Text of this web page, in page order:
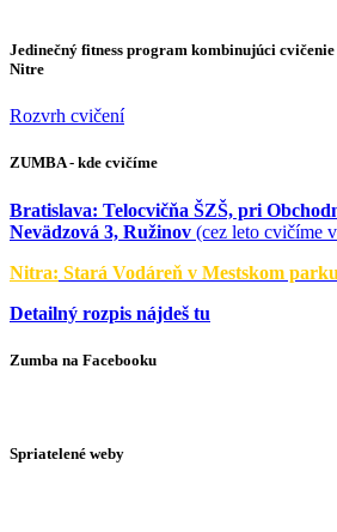
Jedinečný fitness program kombinujúci
Nitre
Rozvrh cvičení
ZUMBA - kde cvičíme
Bratislava: Telocvičňa ŠZŠ, pri
Nevädzová 3, Ružinov (cez leto cvičíme
Nitra: Stará Vodáreň v Mestskom
Detailný rozpis nájdeš tu
Zumba na Facebooku
Spriatelené weby